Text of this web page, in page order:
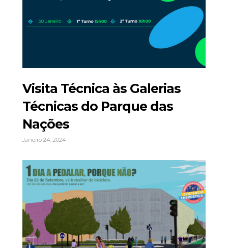
Visita Técnica às Galerias
Técnicas do Parque das
Nações
Janeiro 24, 2024